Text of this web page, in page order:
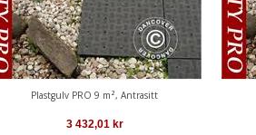
Plastgulv PRO 9 m², Antrasitt
3 432,01kr